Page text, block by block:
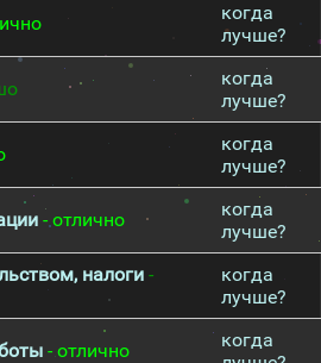
когда
лучше?
когда
лучше?
когда
лучше?
- отлично
когда
лучше?
налоги -
когда
лучше?
- отлично
когда